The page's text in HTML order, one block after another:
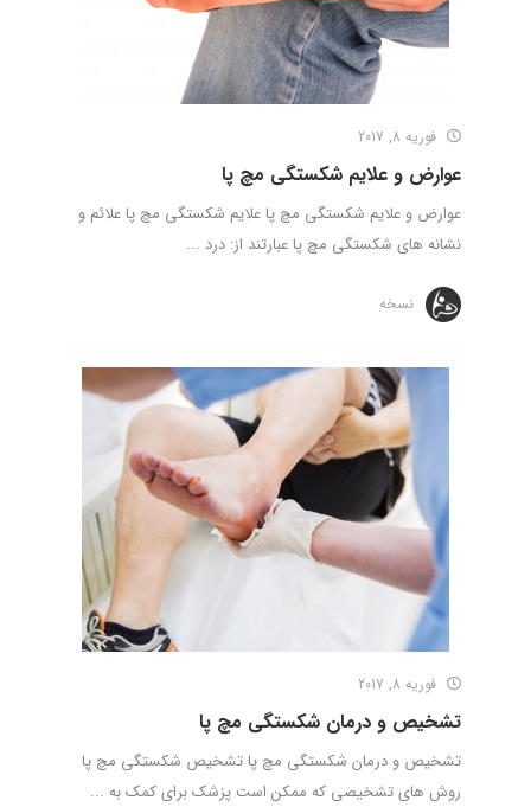
فوریه 8, 2017
عوارض و علایم شکستگی مچ پا
عوارض و علایم شکستگی مچ پا علایم شکستگی مچ پا علائم و
نشانه های شکستگی مچ پا عبارتند از: درد ...
نسخه
فوریه 8, 2017
تشخیص و درمان شکستگی مچ پا
تشخیص و درمان شکستگی مچ پا تشخیص شکستگی مچ پا
روش های تشخیصی که ممکن است پزشک برای کمک به ...